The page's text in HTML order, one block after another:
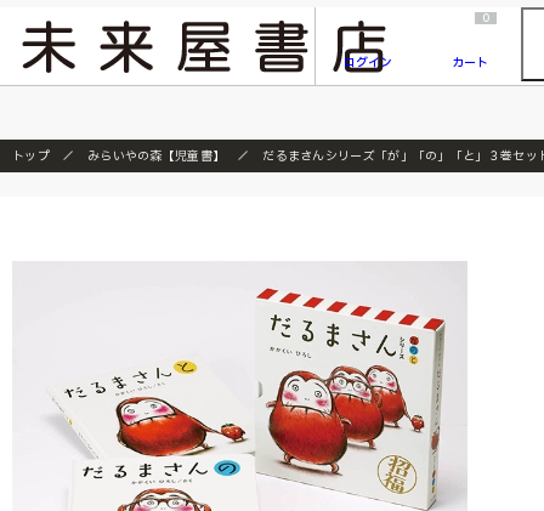
『ONE PIECE magazine 021 ONE PIECEカード付き同梱版』発売延期のご案内
ログイン
0
カート
トップ みらいやの森【児童書】 だるまさんシリーズ「が」「の」「と」３巻セッ